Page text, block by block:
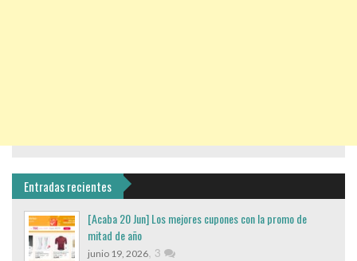
Entradas recientes
[Acaba 20 Jun] Los mejores cupones con la promo de
mitad de año
junio 19, 2026, 3